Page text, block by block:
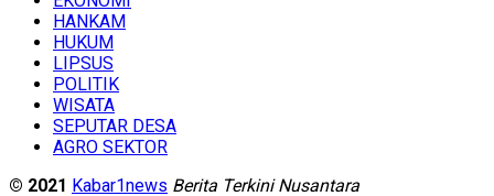
HANKAM
HUKUM
LIPSUS
POLITIK
WISATA
SEPUTAR DESA
AGRO SEKTOR
© 2021 Kabar1news Berita Terkini Nusantara